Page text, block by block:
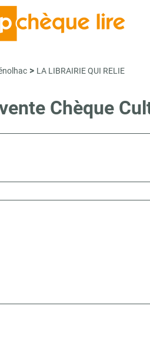
> LA LIBRAIRIE QUI RELIE
Chèque